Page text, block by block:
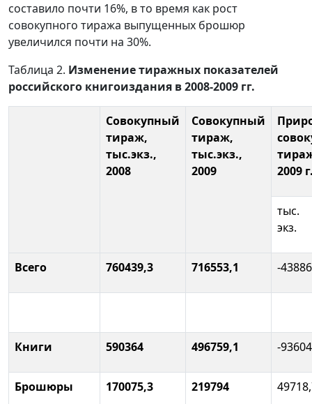
составило почти 16%, в то время как рост
совокупного тиража выпущенных брошюр
увеличился почти на 30%.
Таблица 2. Изменение тиражных показателей
российского книгоиздания в 2008-2009 гг.
Совокупный
тираж,
тыс.экз.,
2008
Совокупный
тираж,
тыс.экз.,
2009
2009
тыс.
экз.
Всего 760439,3 716553,1 -
Книги 590364 496759,1 -
Брошюры 170075,3 219794